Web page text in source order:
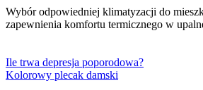
Wybór odpowiedniej klimatyzacji do
zapewnienia komfortu termicznego w
Ile trwa depresja poporodowa?
Kolorowy plecak damski